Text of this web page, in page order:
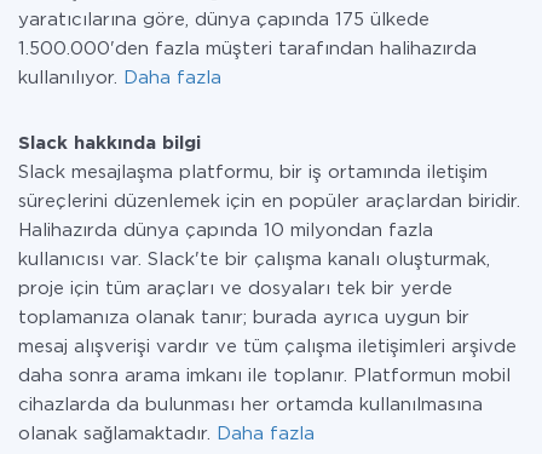
yaratıcılarına göre, dünya çapında 175 ülkede
1.500.000'den fazla müşteri tarafından halihazırda
kullanılıyor.
Daha fazla
Slack hakkında bilgi
Slack mesajlaşma platformu, bir iş ortamında iletişim
süreçlerini düzenlemek için en popüler araçlardan biridir.
Halihazırda dünya çapında 10 milyondan fazla
kullanıcısı var. Slack'te bir çalışma kanalı oluşturmak,
proje için tüm araçları ve dosyaları tek bir yerde
toplamanıza olanak tanır; burada ayrıca uygun bir
mesaj alışverişi vardır ve tüm çalışma iletişimleri arşivde
daha sonra arama imkanı ile toplanır. Platformun mobil
cihazlarda da bulunması her ortamda kullanılmasına
olanak sağlamaktadır.
Daha fazla